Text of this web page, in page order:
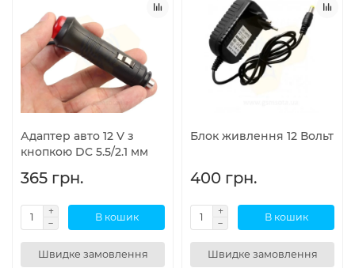
Адаптер авто 12 V з
кнопкою DC 5.5/2.1 мм
365 грн.
В кошик
Швидке замовлення
Блок живлення 12 Вольт
400 грн.
В кошик
Швидке замовлення